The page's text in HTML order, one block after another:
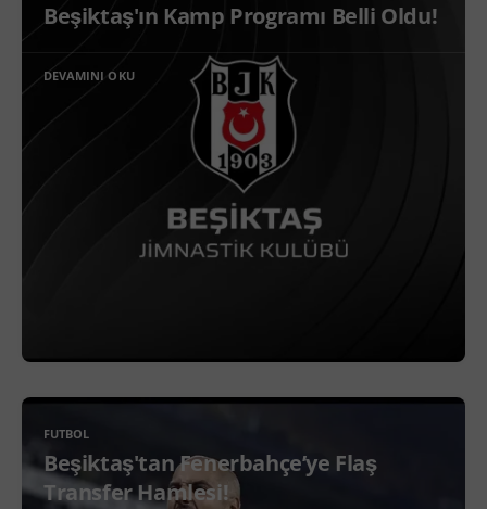
Beşiktaş'ın Kamp Programı Belli Oldu!
DEVAMINI OKU
FUTBOL
Beşiktaş'tan Fenerbahçe’ye Flaş
Transfer Hamlesi!